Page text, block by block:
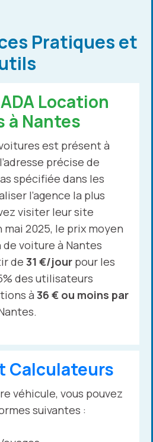
Pratiques et
Location
à Nantes
est présent à
précise de
spécifiée dans les
l’agence la plus
visiter leur site
mai 2025, le prix moyen
voiture à Nantes
de 31 €/jour pour les
des utilisateurs
à 36 € ou moins par
Calculateurs
véhicule, vous pouvez
suivantes :